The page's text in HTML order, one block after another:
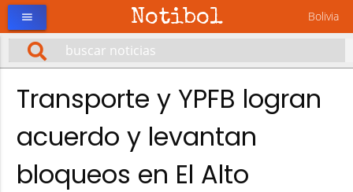
Notibol Bolivia
menu
Transporte y YPFB logran
acuerdo y levantan
bloqueos en El Alto